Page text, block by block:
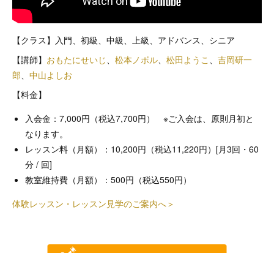
【クラス】入門、初級、中級、上級、アドバンス、シニア
【講師】 おもたにせいじ 松本ノボル 松田ようこ
吉岡研一
郎
中山よしお
【料金】
入会金：7,000円（税込7,700円） ※ご入会は、原則月初と
なります。
レッスン料（月額）：10,200円（税込11,220円）[月3回・60
分 / 回]
教室維持費（月額）：500円（税込550円）
体験レッスン・レッスン見学のご案内へ＞